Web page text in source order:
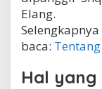
Elang.
baca:
Hal